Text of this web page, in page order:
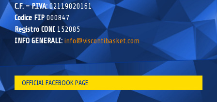
C.F. – P.IVA:02119820161
Codice FIP000847
Registro CONI 152085
INFO GENERALI: info@viscontibasket.com
OFFICIAL FACEBOOK PAGE